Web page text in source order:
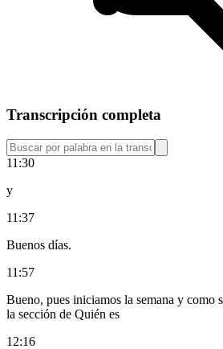
Transcripción completa
11:30
y
11:37
Buenos días.
11:57
Bueno, pues iniciamos la semana y como
la sección de Quién es
12:16